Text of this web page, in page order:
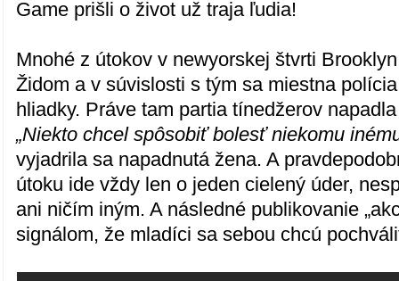
Game prišli o život už traja ľudia!
Mnohé z útokov v newyorskej štvrti
Židom a v súvislosti s tým sa miestna
hliadky. Práve tam partia tínedžerov
„Niekto chcel spôsobiť bolesť niekomu
vyjadrila sa napadnutá žena. A
útoku ide vždy len o jeden cielený úder,
ani ničím iným. A následné publikovanie
signálom, že mladíci sa sebou chcú